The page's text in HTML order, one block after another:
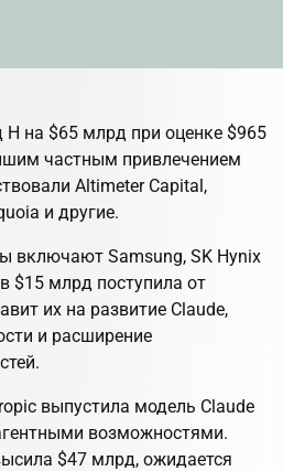
на $65 млрд при оценке $965
частным привлечением
Altimeter Capital,
и другие.
включают Samsung, SK Hynix
$15 млрд поступила от
их на развитие Claude,
и расширение
выпустила модель Claude
возможностями.
$47 млрд, ожидается